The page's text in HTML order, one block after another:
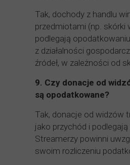
Tak, dochody z handlu
przedmiotami (np. skórki
podlegają
z działalności
źródeł, w zależności od
9. Czy donacje od
są opodatkowane?
Tak, donacje od widzów
jako przychód i
Streamerzy powinni
swoim rozliczeniu